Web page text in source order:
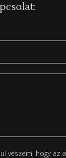
veszem, hogy az